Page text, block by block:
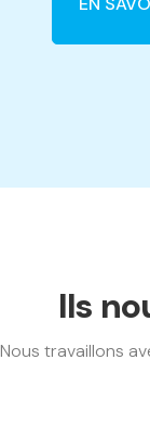
Ils
Nous travaillons